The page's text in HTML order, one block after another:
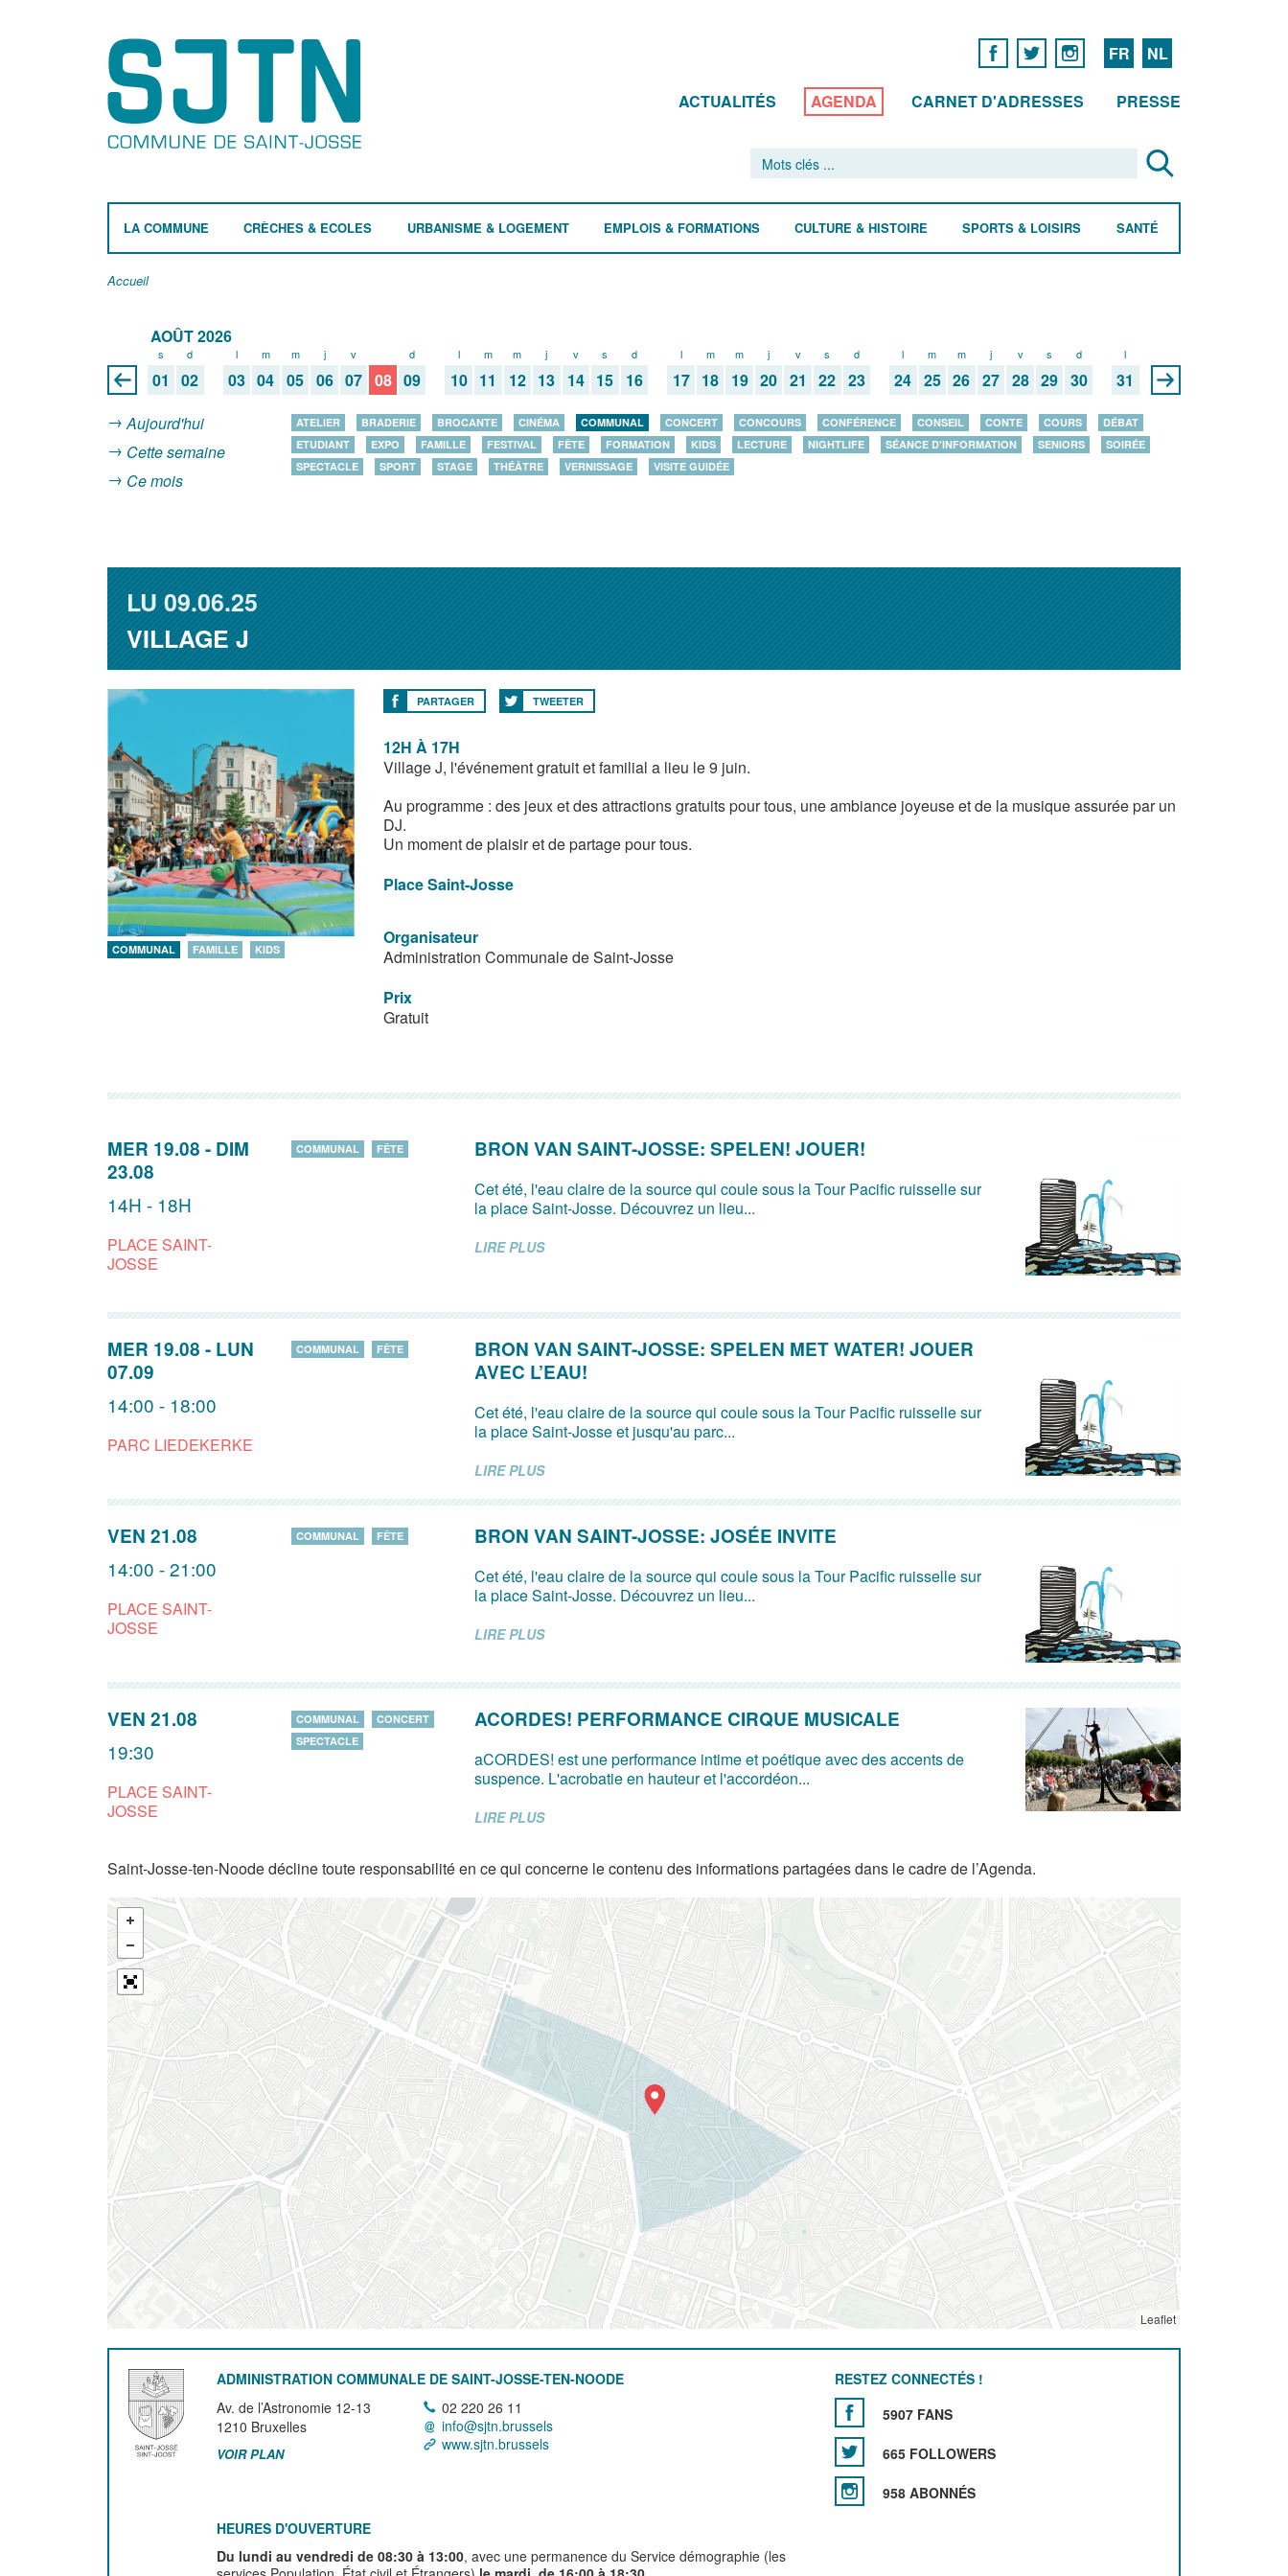
FR NL
ACTUALITÉS AGENDA CARNET D'ADRESSES PRESSE
LA COMMUNE CRÈCHES & ECOLES URBANISME & LOGEMENT EMPLOIS & FORMATIONS CULTURE & HISTOIRE SPORTS & LOISIRS SANTÉ
Accueil
AOÛT 2026
s
01
d
02
l
03
m
04
m
05
j
06
v
07 08
d
09
l
10
m
11
m
12
j
13
v
14
s
15
d
16
l
17
m
18
m
19
j
20
v
21
s
22
d
23
l
24
m
25
m
26
j
27
v
28
s
29
d
30
l
31
Aujourd'hui
Cette semaine
Ce mois
ATELIER BRADERIE BROCANTE CINÉMA COMMUNAL CONCERT CONCOURS CONFÉRENCE CONSEIL CONTE COURS
DÉBAT
ETUDIANT
EXPO FAMILLE FESTIVAL FÊTE FORMATION KIDS LECTURE NIGHTLIFE SÉANCE D'INFORMATION SENIORS
SOIRÉE
SPECTACLE
SPORT STAGE THÉÂTRE VERNISSAGE VISITE GUIDÉE
LU09.06.25
VILLAGE J
COMMUNAL FAMILLE KIDS
PARTAGER TWEETER
12H À 17H
Village J, l'événement gratuit et familial a lieu le 9 juin.
Au programme : des jeux et des attractions gratuits pour tous, une ambiance joyeuse et de la musique assurée par un
DJ.
Un moment de plaisir et de partage pour tous.
Place Saint-Josse
Organisateur
Administration Communale de Saint-Josse
Prix
Gratuit
MER 19.08 - DIM
23.08
14H - 18H
PLACE SAINT-
JOSSE
COMMUNAL FÊTE BRON VAN SAINT-JOSSE: SPELEN! JOUER!
Cet été, l'eau claire de la source qui coule sous la Tour Pacific ruisselle sur
la place Saint-Josse. Découvrez un lieu...
LIRE PLUS
MER 19.08 - LUN
07.09
14:00 - 18:00
PARC LIEDEKERKE
COMMUNAL FÊTE
BRON VAN SAINT-JOSSE: SPELEN MET WATER! JOUER
AVEC L’EAU!
Cet été, l'eau claire de la source qui coule sous la Tour Pacific ruisselle sur
la place Saint-Josse et jusqu'au parc...
LIRE PLUS
VEN 21.08
14:00 - 21:00
PLACE SAINT-
JOSSE
COMMUNAL FÊTE BRON VAN SAINT-JOSSE: JOSÉE INVITE
Cet été, l'eau claire de la source qui coule sous la Tour Pacific ruisselle sur
la place Saint-Josse. Découvrez un lieu...
LIRE PLUS
VEN 21.08
19:30
PLACE SAINT-
JOSSE
COMMUNAL
CONCERT
SPECTACLE
ACORDES! PERFORMANCE CIRQUE MUSICALE
aCORDES! est une performance intime et poétique avec des accents de
suspence. L'acrobatie en hauteur et l'accordéon...
LIRE PLUS
Saint-Josse-ten-Noode décline toute responsabilité en ce qui concerne le contenu des informations partagées dans le cadre de l’Agenda.
Leaflet
ADMINISTRATION COMMUNALE DE SAINT-JOSSE-TEN-NOODE
Av. de l’Astronomie 12-13
1210 Bruxelles
VOIR PLAN
02 220 26 11
info@sjtn.brussels
www.sjtn.brussels
HEURES D'OUVERTURE
Du lundi au vendredi de 08:30 à 13:00, avec une permanence du Service démographie (les
RESTEZ CONNECTÉS !
5907 FANS
665 FOLLOWERS
958 ABONNÉS